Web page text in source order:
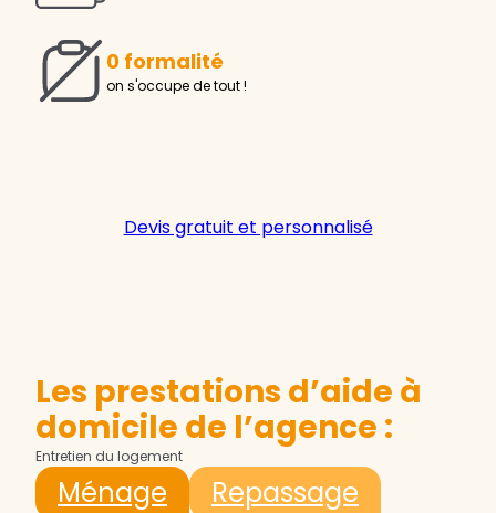
0 formalité
on s'occupe de tout !
Devis gratuit et personnalisé
Les prestations d’aide à
domicile de l’agence :
Entretien du logement
Ménage
Repassage